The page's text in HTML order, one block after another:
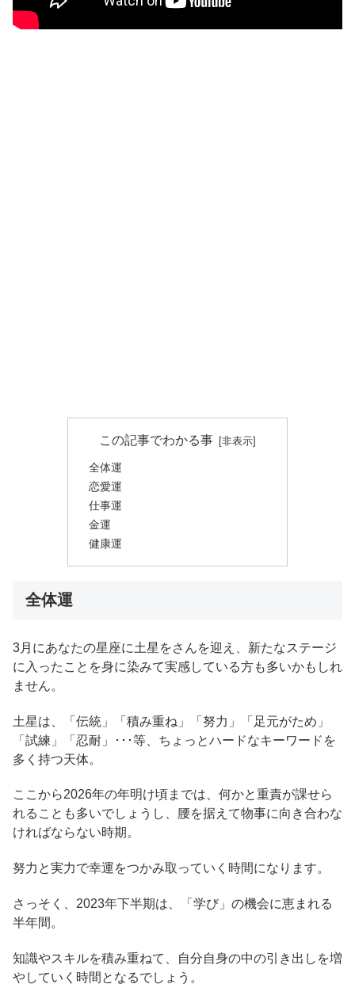
この記事でわかる事
全体運
恋愛運
仕事運
金運
健康運
全体運
3月にあなたの星座に土星をさんを迎え、新たなステージ
に入ったことを身に染みて実感している方も多いかもしれ
ません。
土星は、「伝統」「積み重ね」「努力」「足元がため」
「試練」「忍耐」･･･等、ちょっとハードなキーワードを
多く持つ天体。
ここから2026年の年明け頃までは、何かと重責が課せら
れることも多いでしょうし、腰を据えて物事に向き合わな
ければならない時期。
努力と実力で幸運をつかみ取っていく時間になります。
さっそく、2023年下半期は、「学び」の機会に恵まれる
半年間。
知識やスキルを積み重ねて、自分自身の中の引き出しを増
やしていく時間となるでしょう。